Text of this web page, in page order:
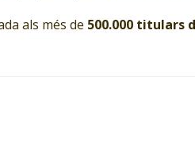
als més de 500.000 titulars